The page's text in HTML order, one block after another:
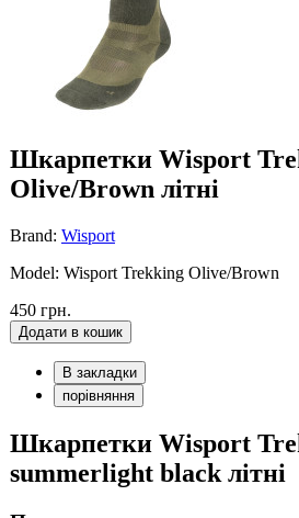
Шкарпетки Wisport
Olive/Brown літні
Brand: Wisport
Model: Wisport Trekking Olive/Brown
450 грн.
Додати в кошик
В закладки
порівняння
Шкарпетки Wisport
summerlight black літні